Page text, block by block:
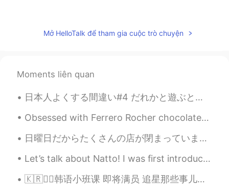
JP EN
とうもろこし🌽
UKB HIRO 2020.09.20 02:26
JP EN
Mở HelloTalk để tham gia cuộc trò chuyện
Moments liên quan
日本人よくする間違い#4 だれかと遊ぶと言いたい時に「play」使う人です！確かに翻訳したら、「遊ぶ」は「play」だけど、playはだいたい子供か動物が公園で遊んだりおもちゃで遊ぶことです ...
Obsessed with Ferrero Rocher chocolates, my favorite 😍 🍫What kind of chocolates do you guys like?...
日曜日だからたくさんの店が閉まっています。暇だったので自転車で遊びに行ってきました。🚲 My thighs are burning, there’s too many hills in my ...
Let’s talk about Natto! I was first introduced to this in Japan and loved it. It’s really good fo...
🇰🇷✍🏻韩语小班课 即将满员 追星那些事儿、韩综进化史、韩国特色饮食、玩转饭圈文化... ❓🤯韩语也能这样学？？ 👉不管你是零基础 还是韩语在学 👉不管你是喜爱韩国文化 还是想赴韩旅游留学 ...